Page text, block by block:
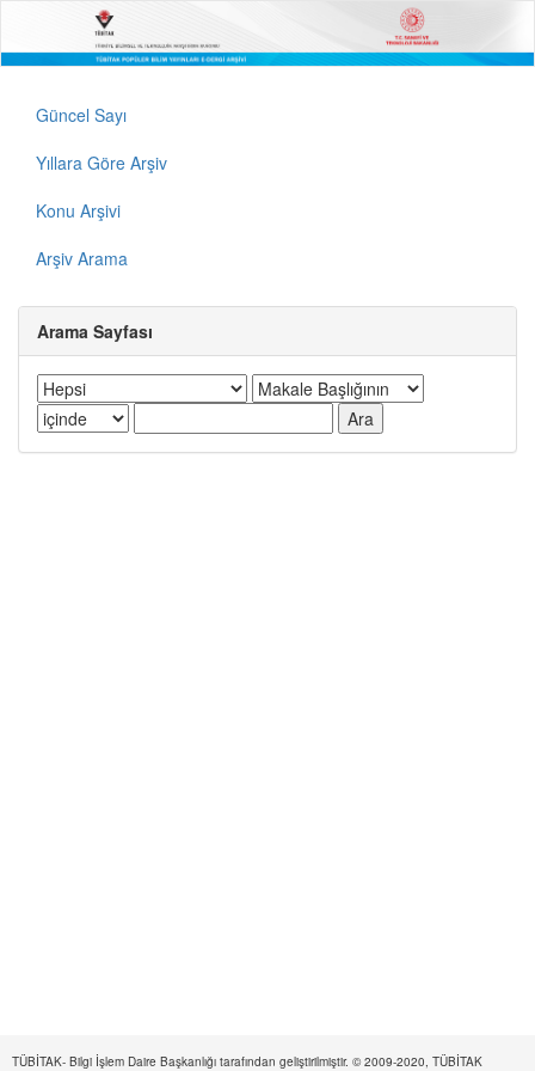
Güncel Sayı
Yıllara Göre Arşiv
Konu Arşivi
Arşiv Arama
Arama Sayfası
TÜBİTAK- Bilgi İşlem Daire Başkanlığı tarafından geliştirilmiştir. © 2009-2020, TÜBİTAK